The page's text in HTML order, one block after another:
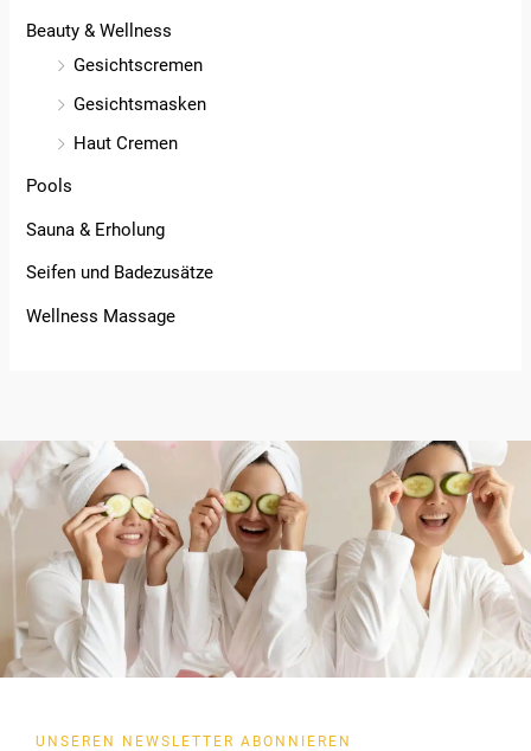
Beauty & Wellness
Gesichtscremen
Gesichtsmasken
Haut Cremen
Pools
Sauna & Erholung
Seifen und Badezusätze
Wellness Massage
UNSEREN NEWSLETTER ABONNIEREN